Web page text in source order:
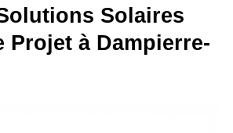
Solaires
Projet à Dampierre-